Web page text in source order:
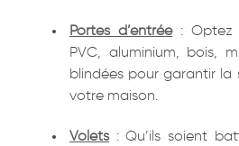
Portes d’entrée: Optez
PVC, aluminium, bois,
blindées pour garantir la
votre maison.
Volets: Qu’ils soient